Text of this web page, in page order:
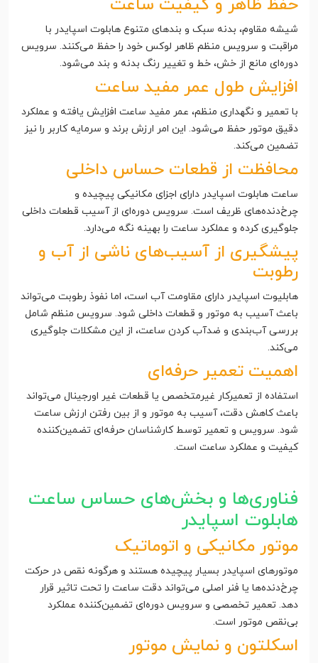
حفظ ظاهر و کیفیت ساعت
شیشه مقاوم، بدنه سبک و بندهای متنوع هابلوت اسپایدر با
مراقبت و سرویس منظم ظاهر لوکس خود را حفظ می‌کنند. سرویس
دوره‌ای مانع از خش، خط و تغییر رنگ بدنه و بند می‌شود.
افزایش طول عمر مفید ساعت
با تعمیر و نگهداری منظم، عمر مفید ساعت افزایش یافته و عملکرد
دقیق موتور حفظ می‌شود. این امر ارزش برند و سرمایه کاربر را نیز
تضمین می‌کند.
محافظت از قطعات حساس داخلی
ساعت هابلوت اسپایدر دارای اجزای مکانیکی پیچیده و
چرخ‌دنده‌های ظریف است. سرویس دوره‌ای از آسیب قطعات داخلی
جلوگیری کرده و عملکرد ساعت را بهینه نگه می‌دارد.
پیشگیری از آسیب‌های ناشی از آب و
رطوبت
هابلیوت اسپایدر دارای مقاومت آب است، اما نفوذ رطوبت می‌تواند
باعث آسیب به موتور و قطعات داخلی شود. سرویس منظم شامل
بررسی آب‌بندی و ضدآب کردن ساعت، از این مشکلات جلوگیری
می‌کند.
اهمیت تعمیر حرفه‌ای
استفاده از تعمیرکار غیرمتخصص یا قطعات غیر اورجینال می‌تواند
باعث کاهش دقت، آسیب به موتور و از بین رفتن ارزش ساعت
شود. سرویس و تعمیر توسط کارشناسان حرفه‌ای تضمین‌کننده
کیفیت و عملکرد ساعت است.
فناوری‌ها و بخش‌های حساس ساعت
هابلوت اسپایدر
موتور مکانیکی و اتوماتیک
موتورهای اسپایدر بسیار پیچیده هستند و هرگونه نقص در حرکت
چرخ‌دنده‌ها یا فنر اصلی می‌تواند دقت ساعت را تحت تاثیر قرار
دهد. تعمیر تخصصی و سرویس دوره‌ای تضمین‌کننده عملکرد
بی‌نقص موتور است.
اسکلتون و نمایش موتور